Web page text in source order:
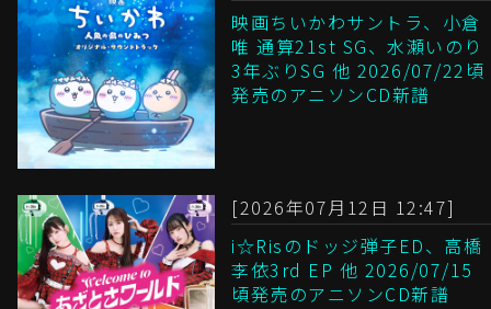
映画ちいかわサントラ、小倉
唯 通算21st SG、水瀬いのり
3年ぶりSG 他 2026/07/22頃
発売のアニソンCD新譜
[2026年07月12日 12:47]
i☆Risのドッジ弾子ED、高橋
李依3rd EP 他 2026/07/15
頃発売のアニソンCD新譜